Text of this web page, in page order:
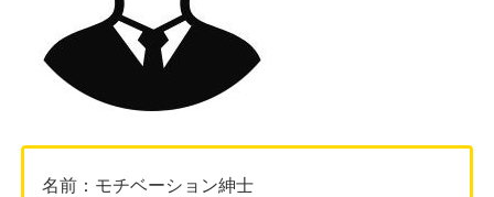
名前：モチベーション紳士